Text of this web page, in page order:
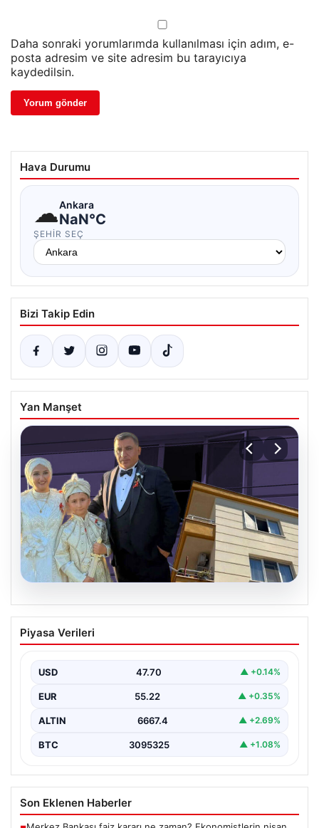
Daha sonraki yorumlarımda kullanılması için adım, e-
posta adresim ve site adresim bu tarayıcıya
kaydedilsin.
Hava Durumu
☁Ankara
NaN°C
ŞEHIR SEÇ
Bizi Takip Edin
Yan Manşet
Çanakkale’de böcek ilaçlaması felakete
dönüştü. Yusuf öldü, annesi yoğun
Piyasa Verileri
USD 47.70 ▲ +0.14%
EUR 55.22 ▲ +0.35%
ALTIN 6667.4 ▲ +2.69%
BTC 3095325 ▲ +1.08%
Son Eklenen Haberler